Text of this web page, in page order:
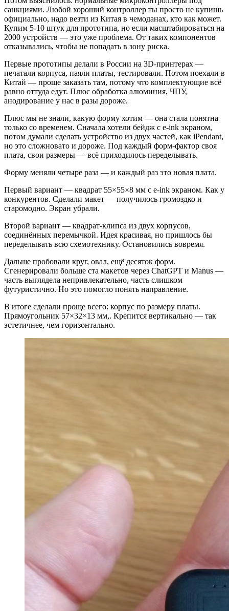
санкциями. Любой хороший контроллер ты просто не купишь
официально, надо везти из Китая в чемоданах, кто как может.
Купим 5-10 штук для прототипа, но если масштабироваться на
2000 устройств — это уже проблема. От таких компонентов
отказывались, чтобы не попадать в зону риска.
Первые прототипы делали в России на 3D-принтерах —
печатали корпуса, паяли платы, тестировали. Потом поехали в
Китай — проще заказать там, потому что комплектующие всё
равно оттуда едут. Плюс обработка алюминия, ЧПУ,
анодирование у нас в разы дороже.
Плюс мы не знали, какую форму хотим — она стала понятна
только со временем. Сначала хотели бейдж с e-ink экраном,
потом думали сделать устройство из двух частей, как iPendant,
но это сложновато и дороже. Под каждый форм-фактор своя
плата, свои размеры — всё приходилось переделывать.
Форму меняли четыре раза — и каждый раз это новая плата.
Первый вариант — квадрат 55×55×8 мм с e-ink экраном. Как у
конкурентов. Сделали макет — получилось громоздко и
старомодно. Экран убрали.
Второй вариант — квадрат-клипса из двух корпусов,
соединённых перемычкой. Идея красивая, но пришлось бы
переделывать всю схемотехнику. Остановились вовремя.
Дальше пробовали круг, овал, ещё десяток форм.
Сгенерировали больше ста макетов через ChatGPT и Manus —
часть выглядела непривлекательно, часть слишком
футуристично. Но это помогло понять направление.
В итоге сделали проще всего: корпус по размеру платы.
Прямоугольник 57×32×13 мм,. Крепится вертикально — так
эстетичнее, чем горизонтально.